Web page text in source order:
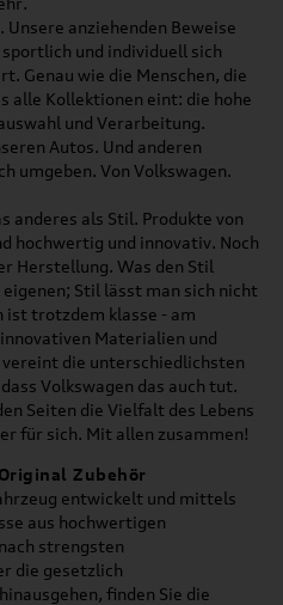
anziehenden Beweise
und individuell sich
Genau wie die Menschen, die
alle Kollektionen eint: die hohe
und Verarbeitung.
Autos. Und anderen
umgeben. Von Volkswagen.
anderes als Stil. Produkte von
hochwertig und innovativ. Noch
Herstellung. Was den Stil
Stil lässt man sich nicht
ist trotzdem klasse - am
Materialien und
die unterschiedlichsten
Volkswagen das auch tut.
Seiten die Vielfalt des Lebens
für sich. Mit allen zusammen!
Zubehör
entwickelt und mittels
aus hochwertigen
strengsten
die gesetzlich
finden Sie die